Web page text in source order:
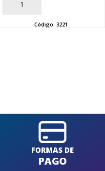
AÑADIR
Código: 3221
FORMAS DE
PAGO